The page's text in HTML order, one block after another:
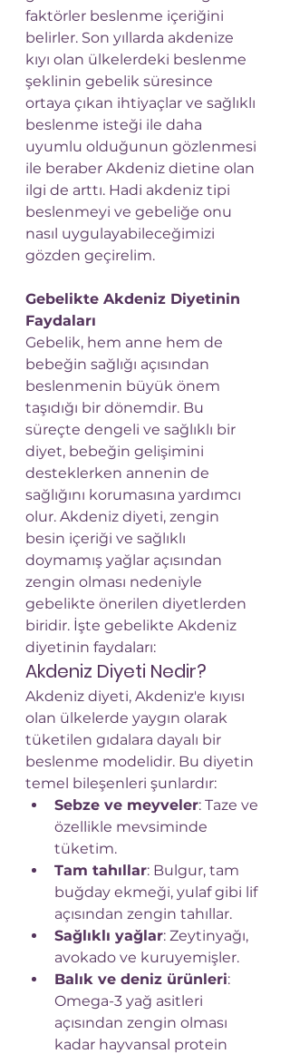
faktörler beslenme içeriğini
belirler. Son yıllarda akdenize
kıyı olan ülkelerdeki beslenme
şeklinin gebelik süresince
ortaya çıkan ihtiyaçlar ve sağlıklı
beslenme isteği ile daha
uyumlu olduğunun gözlenmesi
ile beraber Akdeniz dietine olan
ilgi de arttı. Hadi akdeniz tipi
beslenmeyi ve gebeliğe onu
nasıl uygulayabileceğimizi
gözden geçirelim.
Gebelikte Akdeniz Diyetinin
Faydaları
Gebelik, hem anne hem de
bebeğin sağlığı açısından
beslenmenin büyük önem
taşıdığı bir dönemdir. Bu
süreçte dengeli ve sağlıklı bir
diyet, bebeğin gelişimini
desteklerken annenin de
sağlığını korumasına yardımcı
olur. Akdeniz diyeti, zengin
besin içeriği ve sağlıklı
doymamış yağlar açısından
zengin olması nedeniyle
gebelikte önerilen diyetlerden
biridir. İşte gebelikte Akdeniz
diyetinin faydaları:
Akdeniz Diyeti Nedir?
Akdeniz diyeti, Akdeniz'e kıyısı
olan ülkelerde yaygın olarak
tüketilen gıdalara dayalı bir
beslenme modelidir. Bu diyetin
temel bileşenleri şunlardır:
Sebze ve meyveler: Taze ve
özellikle mevsiminde
tüketim.
Tam tahıllar: Bulgur, tam
buğday ekmeği, yulaf gibi lif
açısından zengin tahıllar.
Sağlıklı yağlar: Zeytinyağı,
avokado ve kuruyemişler.
Balık ve deniz ürünleri:
Omega-3 yağ asitleri
açısından zengin olması
kadar hayvansal protein